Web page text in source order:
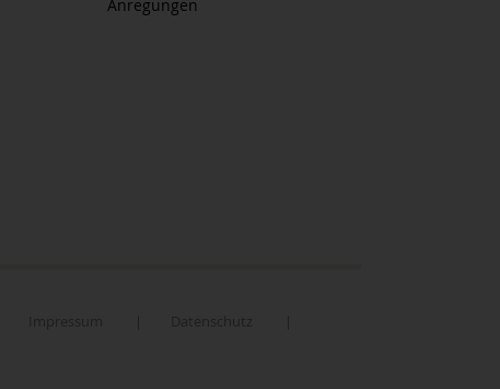
Anregungen